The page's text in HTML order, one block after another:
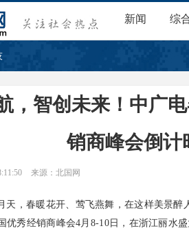
新闻 综
，智创未来！中广
销商峰会倒计
来源：北国网
，春暖花开、莺飞燕舞，在这样美景醉
优秀经销商峰会4月8-10日，在浙江丽水盛